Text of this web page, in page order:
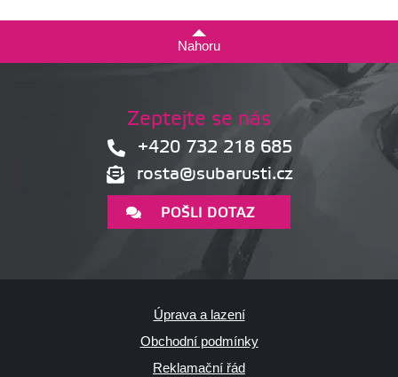
Nahoru
Zeptejte se nás
+420 732 218 685
rosta@subarusti.cz
POŠLI DOTAZ
Úprava a lazení
Obchodní podmínky
Reklamační řád